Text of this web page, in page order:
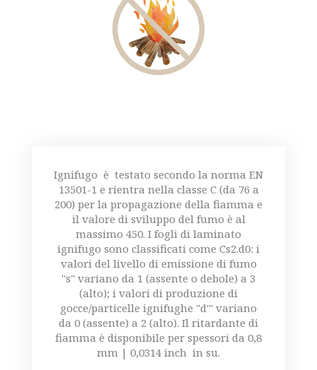
Ignifugo è testato secondo la norma EN
13501-1 e rientra nella classe C (da 76 a
200) per la propagazione della fiamma e
il valore di sviluppo del fumo è al
massimo 450. I fogli di laminato
ignifugo sono classificati come Cs2.d0: i
valori del livello di emissione di fumo
''s'' variano da 1 (assente o debole) a 3
(alto); i valori di produzione di
gocce/particelle ignifughe ''d''' variano
da 0 (assente) a 2 (alto). Il ritardante di
fiamma è disponibile per spessori da 0,8
mm | 0,0314 inch in su.